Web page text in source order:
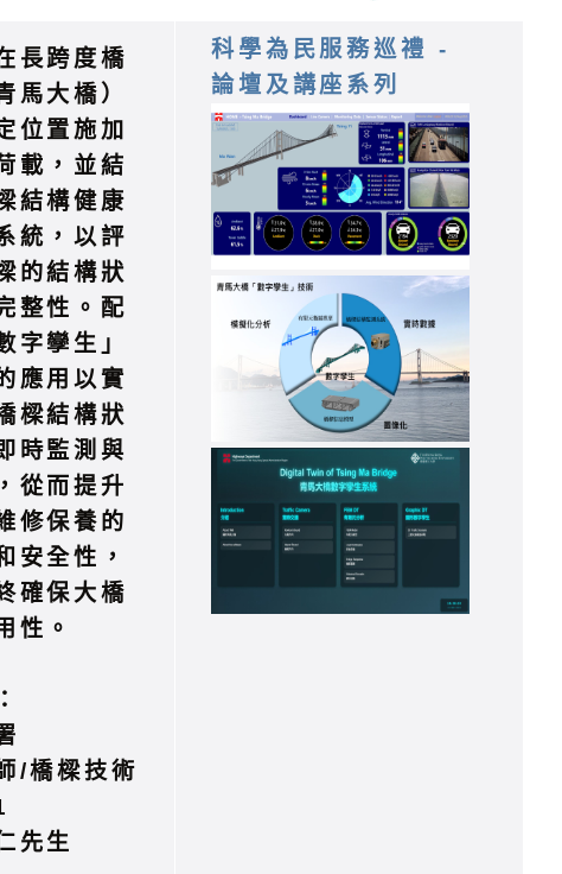
長跨度橋
馬大橋）
位置施加
載，並結
結構健康
統，以評
的結構狀
整性。配
字孿生」
應用以實
樑結構狀
時監測與
從而提升
修保養的
安全性，
確保大橋
性。
/橋樑技術
先生
科學為民服務巡禮 -
論壇及講座系列